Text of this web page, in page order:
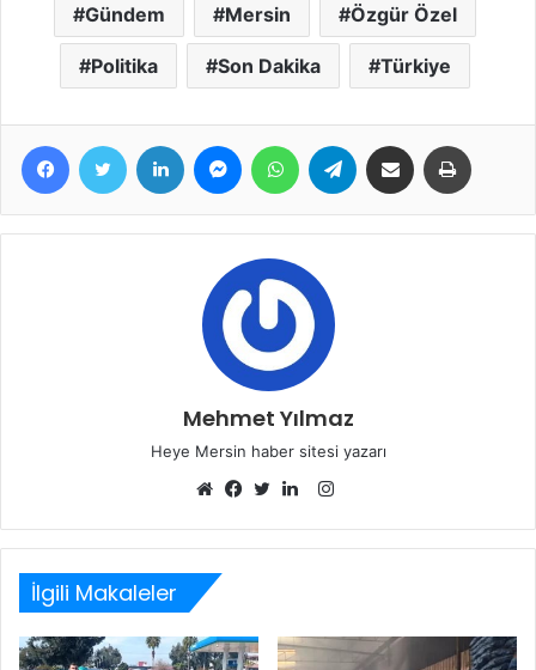
Gündem Mersin Özgür Özel
Politika Son Dakika Türkiye
FacebookTwitter LinkedIn MessengerWhatsAppTelegram E-Posta ile paylaş
Mehmet Yılmaz
Heye Mersin haber sitesi yazarı
sitesi
Instagram
İlgili Makaleler